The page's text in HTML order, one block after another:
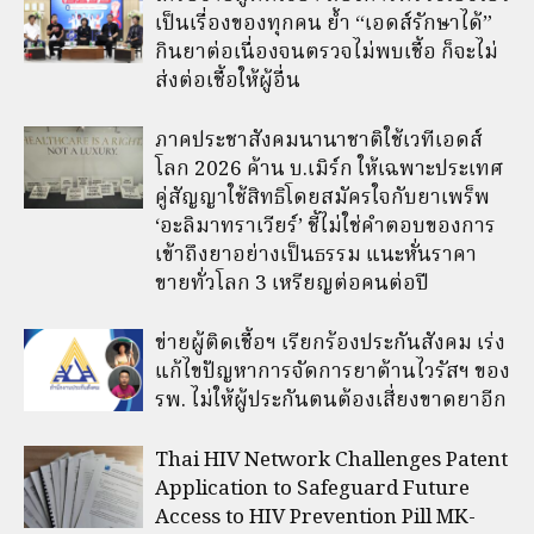
เป็นเรื่องของทุกคน ย้ำ “เอดส์รักษาได้”
กินยาต่อเนื่องจนตรวจไม่พบเชื้อ ก็จะไม่
ส่งต่อเชื้อให้ผู้อื่น
ภาคประชาสังคมนานาชาติใช้เวทีเอดส์
โลก 2026 ค้าน บ.เมิร์ก ให้เฉพาะประเทศ
คู่สัญญาใช้สิทธิโดยสมัครใจกับยาเพร็พ
‘อะลิมาทราเวียร์’ ชี้ไม่ใช่คำตอบของการ
เข้าถึงยาอย่างเป็นธรรม แนะหั่นราคา
ขายทั่วโลก 3 เหรียญต่อคนต่อปี
ข่ายผู้ติดเชื้อฯ เรียกร้องประกันสังคม เร่ง
แก้ไขปัญหาการจัดการยาต้านไวรัสฯ ของ
รพ. ไม่ให้ผู้ประกันตนต้องเสี่ยงขาดยาอีก
Thai HIV Network Challenges Patent
Application to Safeguard Future
Access to HIV Prevention Pill MK-